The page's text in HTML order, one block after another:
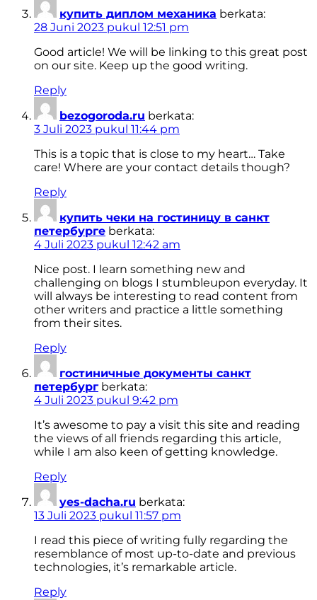
купить диплом механика berkata:
28 Juni 2023 pukul 12:51 pm
Good article! We will be linking to this great post
on our site. Keep up the good writing.
Reply
bezogoroda.ru berkata:
3 Juli 2023 pukul 11:44 pm
This is a topic that is close to my heart… Take
care! Where are your contact details though?
Reply
купить чеки на гостиницу в санкт
петербурге berkata:
4 Juli 2023 pukul 12:42 am
Nice post. I learn something new and
challenging on blogs I stumbleupon everyday. It
will always be interesting to read content from
other writers and practice a little something
from their sites.
Reply
гостиничные документы санкт
петербург berkata:
4 Juli 2023 pukul 9:42 pm
It’s awesome to pay a visit this site and reading
the views of all friends regarding this article,
while I am also keen of getting knowledge.
Reply
yes-dacha.ru berkata:
13 Juli 2023 pukul 11:57 pm
I read this piece of writing fully regarding the
resemblance of most up-to-date and previous
technologies, it’s remarkable article.
Reply